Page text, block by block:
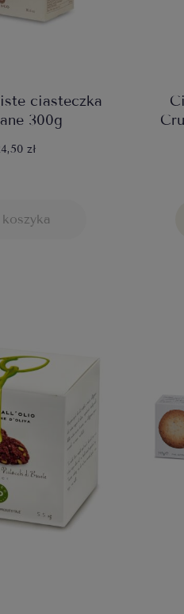
ciasteczka
300g
zł